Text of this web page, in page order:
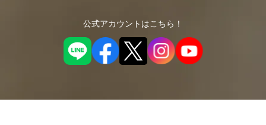
公式アカウントはこちら！